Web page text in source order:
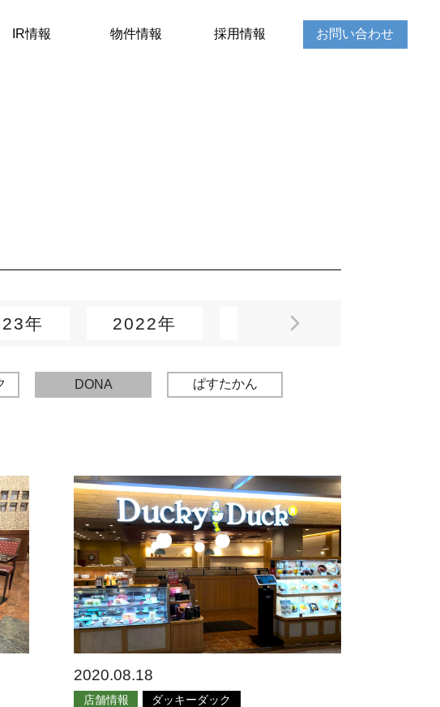
IR情報 物件情報 採用情報 お問い合わせ
年 2022年 2021年
DONA ぱすたかん
2020.08.18
店舗情報 ダッキーダック